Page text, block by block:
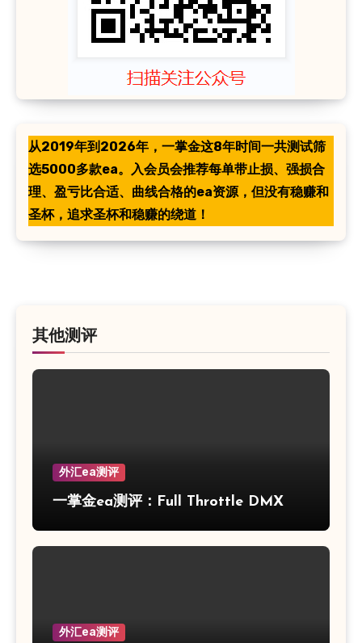
从2019年到2026年，一掌金这8年时间一共测试筛
选5000多款ea。入会员会推荐每单带止损、强损合
理、盈亏比合适、曲线合格的ea资源，但没有稳赚和
圣杯，追求圣杯和稳赚的绕道！
其他测评
外汇ea测评
一掌金ea测评：Full Throttle DMX
外汇ea测评